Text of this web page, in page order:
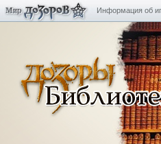
Информация об